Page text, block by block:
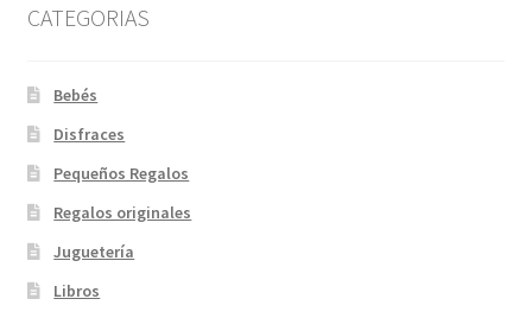
CATEGORIAS
Bebés
Disfraces
Pequeños Regalos
Regalos originales
Juguetería
Libros